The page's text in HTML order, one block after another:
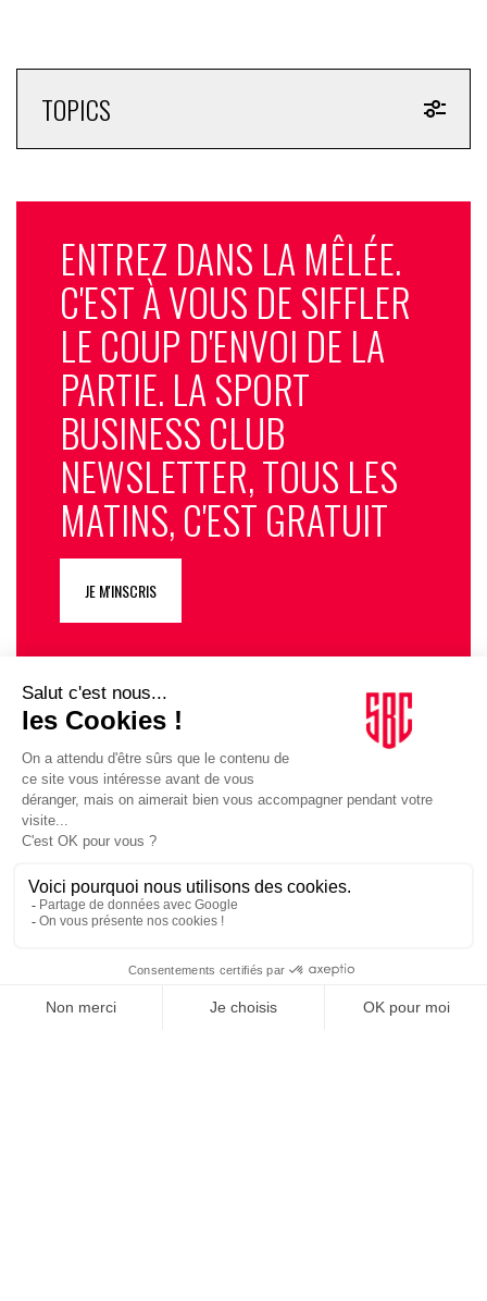
TOPICS
ENTREZ DANS LA MÊLÉE.
C'EST À VOUS DE SIFFLER
LE COUP D'ENVOI DE LA
PARTIE. LA SPORT
BUSINESS CLUB
NEWSLETTER, TOUS LES
MATINS, C'EST GRATUIT
JE M'INSCRIS
SUIVEZ-NOUS